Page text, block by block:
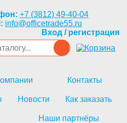
+7 (3812) 49-40-04
info@officetrade55.ru
Вход / регистрация
Контакты
Новости Как заказать
Наши партнёры